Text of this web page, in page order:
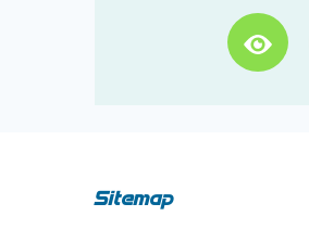
Steigerung Ihres…
Sitemap